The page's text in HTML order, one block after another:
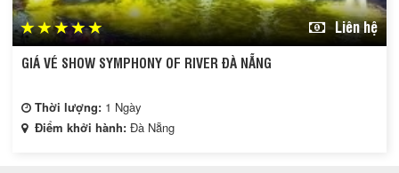
Liên hệ
GIÁ VÉ SHOW SYMPHONY OF RIVER ĐÀ NẴNG
Thời lượng: 1 Ngày
Điểm khởi hành: Đà Nẵng